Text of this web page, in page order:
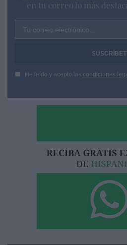
en tu correo lo más
Tu correo electrónico...
He leído y acepto las condiciones